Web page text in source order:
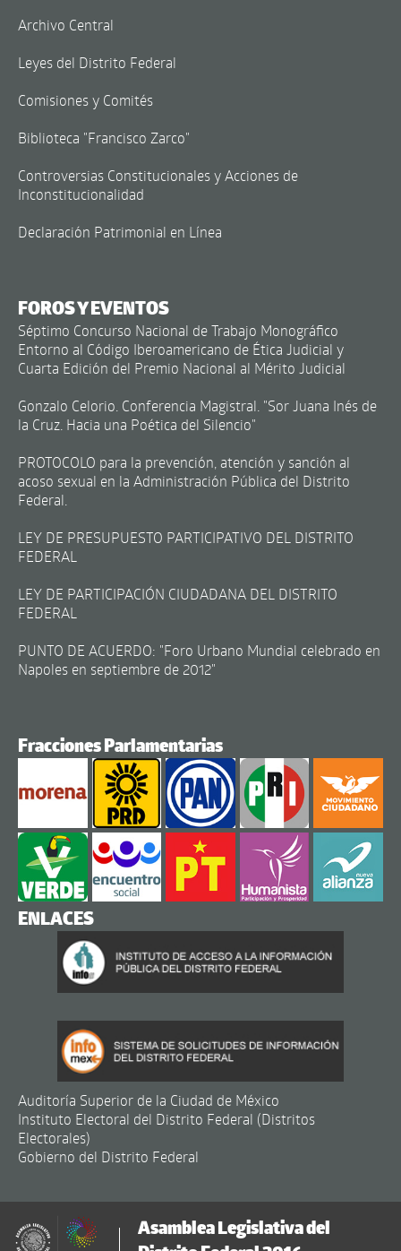
Archivo Central
Leyes del Distrito Federal
Comisiones y Comités
Biblioteca "Francisco Zarco"
Controversias Constitucionales y Acciones de
Inconstitucionalidad
Declaración Patrimonial en Línea
FOROS Y EVENTOS
Séptimo Concurso Nacional de Trabajo Monográfico
Entorno al Código Iberoamericano de Ética Judicial y
Cuarta Edición del Premio Nacional al Mérito Judicial
Gonzalo Celorio. Conferencia Magistral. "Sor Juana Inés de
la Cruz. Hacia una Poética del Silencio"
PROTOCOLO para la prevención, atención y sanción al
acoso sexual en la Administración Pública del Distrito
Federal.
LEY DE PRESUPUESTO PARTICIPATIVO DEL DISTRITO
FEDERAL
LEY DE PARTICIPACIÓN CIUDADANA DEL DISTRITO
FEDERAL
PUNTO DE ACUERDO: "Foro Urbano Mundial celebrado en
Napoles en septiembre de 2012"
Fracciones Parlamentarias
ENLACES
Auditoría Superior de la Ciudad de México
Instituto Electoral del Distrito Federal (Distritos
Electorales)
Gobierno del Distrito Federal
Asamblea Legislativa del